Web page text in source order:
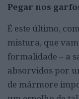
Pegar nos
É este último,
mistura, que
formalidade – a
absorvidos por
de mármore